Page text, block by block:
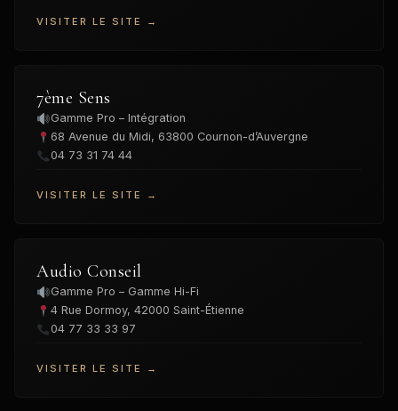
VISITER LE SITE →
7ème Sens
Gamme Pro – Intégration
68 Avenue du Midi, 63800 Cournon-d’Auvergne
04 73 31 74 44
VISITER LE SITE →
Audio Conseil
Gamme Pro – Gamme Hi-Fi
4 Rue Dormoy, 42000 Saint-Étienne
04 77 33 33 97
VISITER LE SITE →